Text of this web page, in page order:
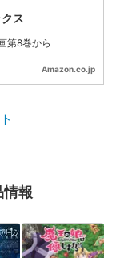
ス
第8巻から
Amazon.co.jp
報